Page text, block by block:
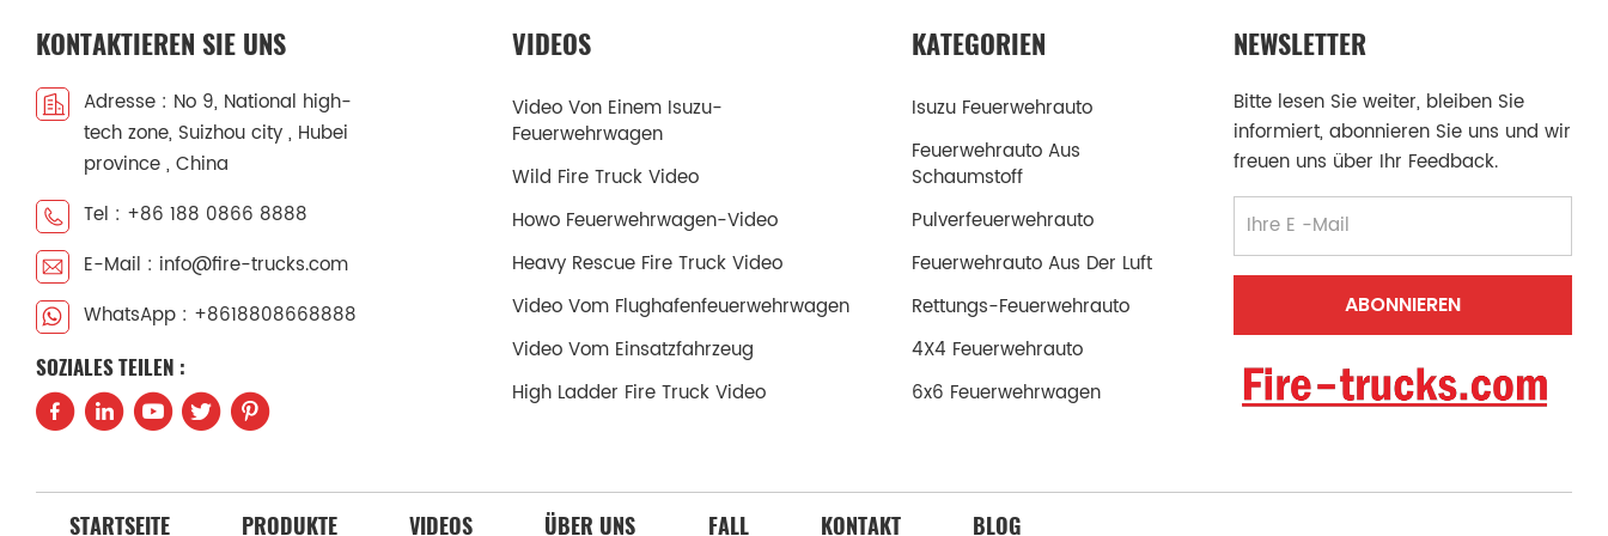
KONTAKTIEREN SIE UNS
Adresse : No 9, National high-
tech zone, Suizhou city , Hubei
province , China
Tel : +86 188 0866 8888
E-Mail : info@fire-trucks.com
WhatsApp : +8618808668888
SOZIALES TEILEN :
VIDEOS
Video Von Einem Isuzu-
Feuerwehrwagen
Wild Fire Truck Video
Howo Feuerwehrwagen-Video
Heavy Rescue Fire Truck Video
Video Vom Flughafenfeuerwehrwagen
Video Vom Einsatzfahrzeug
High Ladder Fire Truck Video
KATEGORIEN
Isuzu Feuerwehrauto
Feuerwehrauto Aus
Schaumstoff
Pulverfeuerwehrauto
Feuerwehrauto Aus Der Luft
Rettungs-Feuerwehrauto
4X4 Feuerwehrauto
6x6 Feuerwehrwagen
NEWSLETTER
Bitte lesen Sie weiter, bleiben Sie
informiert, abonnieren Sie uns und wir
freuen uns über Ihr Feedback.
STARTSEITE PRODUKTE VIDEOS ÜBER UNS FALL KONTAKT BLOG